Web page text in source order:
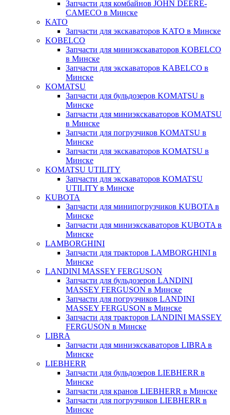
Запчасти для комбайнов JOHN DEERE-
CAMECO в Минске
KATO
Запчасти для экскаваторов KATO в Минске
KOBELCO
Запчасти для миниэкскаваторов KOBELCO
в Минске
Запчасти для экскаваторов KABELCO в
Минске
KOMATSU
Запчасти для бульдозеров KOMATSU в
Минске
Запчасти для миниэкскаваторов KOMATSU
в Минске
Запчасти для погрузчиков KOMATSU в
Минске
Запчасти для экскаваторов KOMATSU в
Минске
KOMATSU UTILITY
Запчасти для экскаваторов KOMATSU
UTILITY в Минске
KUBOTA
Запчасти для минипогрузчиков KUBOTA в
Минске
Запчасти для миниэкскаваторов KUBOTA в
Минске
LAMBORGHINI
Запчасти для тракторов LAMBORGHINI в
Минске
LANDINI MASSEY FERGUSON
Запчасти для бульдозеров LANDINI
MASSEY FERGUSON в Минске
Запчасти для погрузчиков LANDINI
MASSEY FERGUSON в Минске
Запчасти для тракторов LANDINI MASSEY
FERGUSON в Минске
LIBRA
Запчасти для миниэкскаваторов LIBRA в
Минске
LIEBHERR
Запчасти для бульдозеров LIEBHERR в
Минске
Запчасти для кранов LIEBHERR в Минске
Запчасти для погрузчиков LIEBHERR в
Минске